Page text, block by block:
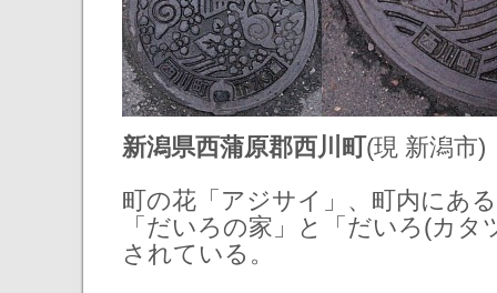
新潟県西蒲原郡西川町(現 新潟市)
町の花「アジサイ」、町内にあ
「だいろの家」と「だいろ(カ
されている。